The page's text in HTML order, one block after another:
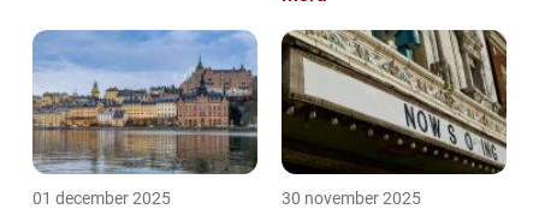
01 december 2025 30 november 2025